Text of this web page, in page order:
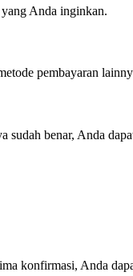
Anda inginkan.
pembayaran
sudah benar, Anda
konfirmasi, Anda